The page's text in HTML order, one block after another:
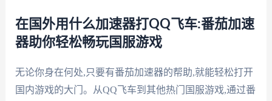
在国外用什么加速器打QQ飞车:番茄加速
器助你轻松畅玩国服游戏
无论你身在何处,只要有番茄加速器的帮助,就能轻松打开
国内游戏的大门。从QQ飞车到其他热门国服游戏,通过番